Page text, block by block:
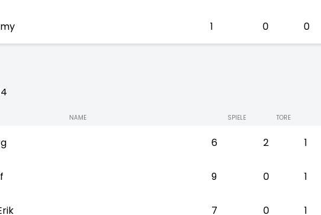
1 0 0
NAME SPIELE TORE
6 2 1
9 0 1
7 0 1